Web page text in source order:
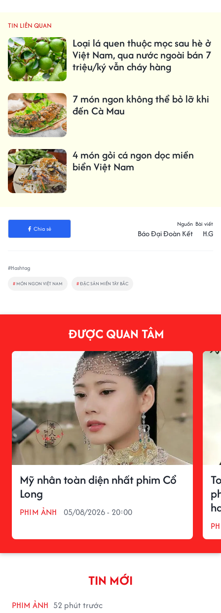
TIN LIÊN QUAN
Loại lá quen thuộc mọc sau hè ở
Việt Nam, qua nước ngoài bán 7
triệu/ký vẫn cháy hàng
7 món ngon không thể bỏ lỡ khi
đến Cà Mau
4 món gỏi cá ngon dọc miền
biển Việt Nam
Chia sẻ
Nguồn
Báo Đại Đoàn Kết
Bài viết
H.G
#Hashtag
# MÓN NGON VIỆT NAM #ĐẶC SẢN MIỀN TÂY BẮC
ĐƯỢC QUAN TÂM
Mỹ nhân toàn diện nhất phim Cổ
Long
PHIM ẢNH 05/08/2026 - 20:00
TIN MỚI
PHIM ẢNH 52 phút trước